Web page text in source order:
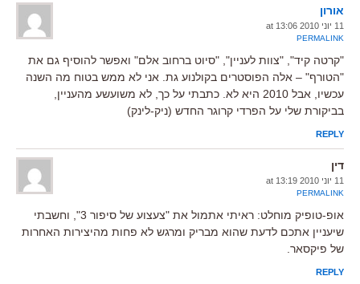
אורון
11 יוני 2010 at 13:06
PERMALINK
"קרטה קיד", "צוות לעניין", "סיוט ברחוב אלם" ואפשר להוסיף גם את
"הטורף" – אלה הפוסטרים בקולנוע גת. אני לא ממש בטוח מה השנה
עכשיו, אבל 2010 היא לא. כתבתי על כך, לא משועשע מהעניין,
בביקורת שלי על הפרדי קרוגר החדש (ניק-לינק)
REPLY
דין
11 יוני 2010 at 13:19
PERMALINK
אופ-טופיק מוחלט: ראיתי אתמול את "צעצוע של סיפור 3", וחשבתי
שיעניין אתכם לדעת שהוא מבריק ומרגש לא פחות מהיצירות האחרות
של פיקסאר.
REPLY